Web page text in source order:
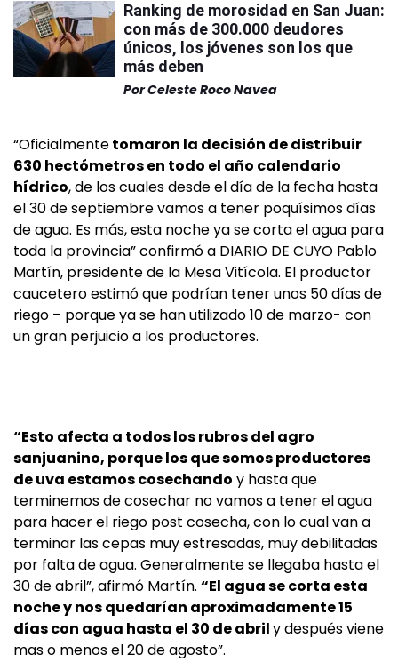
Ranking de morosidad en San Juan:
con más de 300.000 deudores
únicos, los jóvenes son los que
más deben
PorCeleste Roco Navea
“Oficialmentetomaron la decisión de distribuir
630 hectómetros en todo el año calendario
hídrico, de los cuales desde el día de la fecha hasta
el 30 de septiembre vamos a tener poquísimos días
de agua. Es más, esta noche ya se corta el agua para
toda la provincia” confirmó a DIARIO DE CUYO Pablo
Martín, presidente de la Mesa Vitícola. El productor
caucetero estimó que podrían tener unos 50 días de
riego – porque ya se han utilizado 10 de marzo- con
un gran perjuicio a los productores.
“Esto afecta a todos los rubros del agro
sanjuanino, porque los que somos productores
de uva estamos cosechando y hasta que
terminemos de cosechar no vamos a tener el agua
para hacer el riego post cosecha, con lo cual van a
terminar las cepas muy estresadas, muy debilitadas
por falta de agua. Generalmente se llegaba hasta el
30 de abril”, afirmó Martín. “El agua se corta esta
noche y nos quedarían aproximadamente 15
días con agua hasta el 30 de abrily después viene
mas o menos el 20 de agosto”.